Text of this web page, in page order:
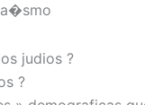
judios ?
?